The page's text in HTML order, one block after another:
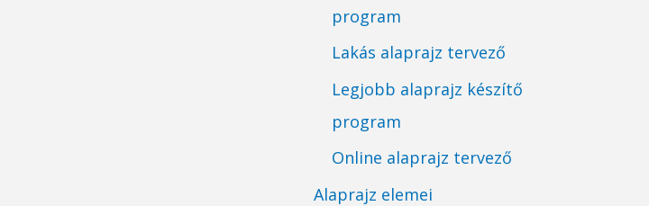
program
Lakás alaprajz tervező
Legjobb alaprajz készítő
program
Online alaprajz tervező
Alaprajz elemei